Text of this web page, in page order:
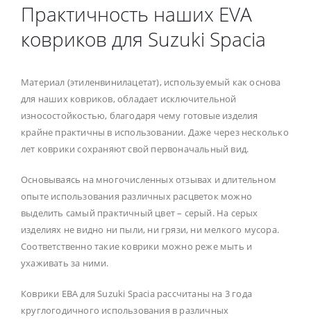
Практичность наших EVA
ковриков для Suzuki Spacia
Материал (этиленвинилацетат), используемый как основа
для наших ковриков, обладает исключительной
износостойкостью, благодаря чему готовые изделия
крайне практичны в использовании. Даже через несколько
лет коврики сохраняют свой первоначальный вид.
Основываясь на многочисленных отзывах и длительном
опыте использования различных расцветок можно
выделить самый практичный цвет – серый. На серых
изделиях не видно ни пыли, ни грязи, ни мелкого мусора.
Соответственно такие коврики можно реже мыть и
ухаживать за ними.
Коврики ЕВА для Suzuki Spacia рассчитаны на 3 года
круглогодичного использования в различных